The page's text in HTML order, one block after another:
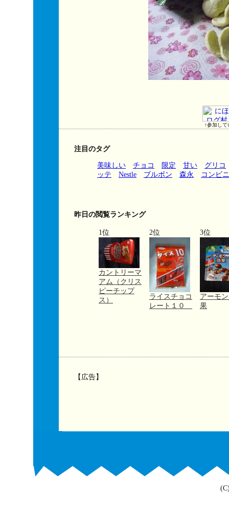
↑参加して
注目のタグ
美味しい チョコ 限定 甘い
グリコ
ッテ
Nestle ブルボン 森永 コンビニ
昨日の閲覧ランキング
1位
カントリーマ
アム（クリス
ピーチップ
ス）
2位
ライスチョコ
レート１０
3位
アーモ
果
【広告】